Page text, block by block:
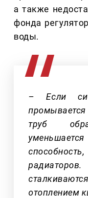
а также
фонда
воды.
– Если
труб
отоплением